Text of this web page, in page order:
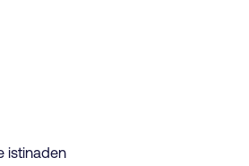
istinaden